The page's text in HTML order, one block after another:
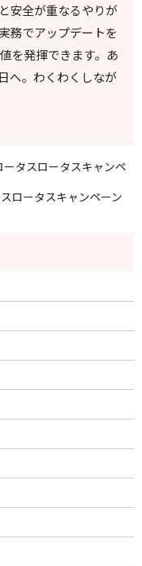
安全が重なるやりが
務でアップデートを
を発揮できます。あ
へ。わくわくしなが
タスロータスキャンペ
ロータスキャンペーン